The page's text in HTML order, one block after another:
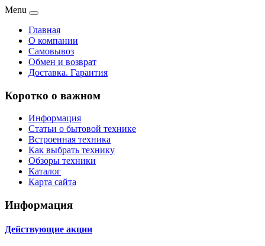
Menu
Главная
О компании
Самовывоз
Обмен и возврат
Доставка. Гарантия
Коротко о важном
Информация
Статьи о бытовой технике
Встроенная техника
Как выбрать технику
Обзоры техники
Каталог
Карта сайта
Информация
Действующие акции